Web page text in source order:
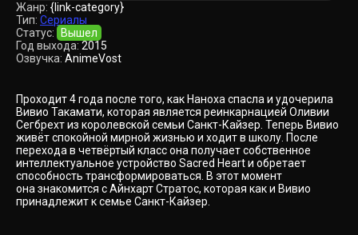
Жанр: {link-category}
Тип: Сериалы
Статус:
Вышел
Год выхода: 2015
Озвучка: AnimeVost
Проходит 4 года после того, как Наноха спасла и удочерила
Вивио Такамати, которая является реинкарнацией Оливии
Сегбрехт из королевской семьи Санкт-Кайзер. Теперь Вивио
живёт спокойной мирной жизнью и ходит в школу. После
перехода в четвёртый класс она получает собственное
интеллектуальное устройство Sacred Heart и обретает
способность трансформироваться. В этот момент
она знакомится с Айнхарт Стратос, которая как и Вивио
принадлежит к семье Санкт-Кайзер.